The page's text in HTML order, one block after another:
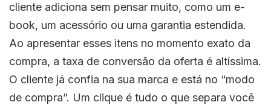
cliente adiciona sem pensar muito, como um e-
book, um acessório ou uma garantia estendida.
Ao apresentar esses itens no momento exato da
compra, a taxa de conversão da oferta é altíssima.
O cliente já confia na sua marca e está no “modo
de compra”. Um clique é tudo o que separa você